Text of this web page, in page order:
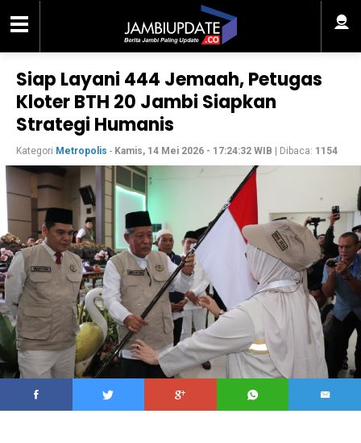
Siap Layani 444 Jemaah, Petugas
Kloter BTH 20 Jambi Siapkan
Strategi Humanis
Kategori Metropolis - Kamis, 14 Mei 2026 - 17:24:32 WIB | Dibaca: 1154